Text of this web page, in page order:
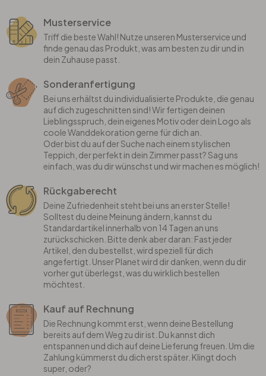
Musterservice
Triff die beste Wahl! Nutze unseren Musterservice und
finde genau das Produkt, was am besten zu dir und in
dein Zuhause passt.
Sonderanfertigung
Bei uns erhältst du individualisierte Produkte, die genau
auf dich zugeschnitten sind! Wir fertigen deinen
Lieblingsspruch, dein eigenes Motiv oder dein Logo als
coole Wanddekoration gerne für dich an.
Oder bist du auf der Suche nach einem stylischen
Teppich, der perfekt in dein Zimmer passt? Sag uns
einfach, was du dir wünschst und wir machen es möglich!
Rückgaberecht
Deine Zufriedenheit steht bei uns an erster Stelle!
Solltest du deine Meinung ändern, kannst du
Standardartikel innerhalb von 14 Tagen an uns
zurückschicken. Bitte denk aber daran: Fast jeder
Artikel, den du bestellst, wird speziell für dich
angefertigt. Unser Planet wird dir danken, wenn du dir
vorher gut überlegst, was du wirklich bestellen
möchtest.
Kauf auf Rechnung
Die Rechnung kommt erst, wenn deine Bestellung
bereits auf dem Weg zu dir ist. Du kannst dich
entspannen und dich auf deine Lieferung freuen. Um die
Zahlung kümmerst du dich erst später. Klingt doch
super, oder?